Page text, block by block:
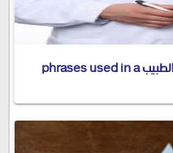
تعليم عبارات إنجليزية تستخدم عند الطبيب phrases used in a